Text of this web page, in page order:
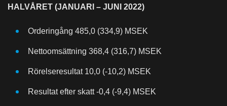
HALVÅRET (JANUARI – JUNI 2022)
Orderingång 485,0 (334,9) MSEK
Nettoomsättning 368,4 (316,7) MSEK
Rörelseresultat 10,0 (-10,2) MSEK
Resultat efter skatt -0,4 (-9,4) MSEK